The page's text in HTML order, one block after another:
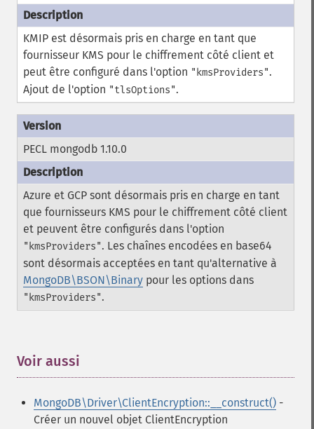
KMIP est désormais pris en charge en tant que
fournisseur KMS pour le chiffrement côté client et
peut être configuré dans l'option "kmsProviders".
Ajout de l'option "tlsOptions".
PECL mongodb 1.10.0
Azure et GCP sont désormais pris en charge en tant
que fournisseurs KMS pour le chiffrement côté client
et peuvent être configurés dans l'option
"kmsProviders". Les chaînes encodées en base64
sont désormais acceptées en tant qu'alternative à
MongoDB\BSON\Binary pour les options dans
"kmsProviders".
Voir aussi
MongoDB\Driver\ClientEncryption::__construct() -
Créer un nouvel objet ClientEncryption